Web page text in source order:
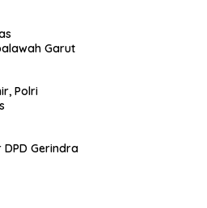
Garut
Polri
Gerindra